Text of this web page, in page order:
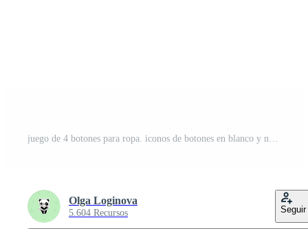
juego de 4 botones para ropa. iconos de botones en blanco y negro. ilustración vectorial Vector Pro
Olga Loginova
5.604 Recursos Seguir